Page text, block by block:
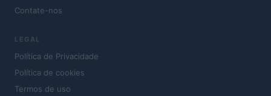
Contate-nos
LEGAL
Política de Privacidade
Política de cookies
Termos de uso